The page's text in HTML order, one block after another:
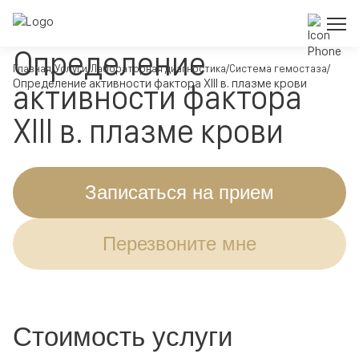
Главная Услуги Лабораторная диагностика Система гемостаза
Определение активности фактора XIII в. плазме крови
Определение
активности фактора
XIII в. плазме крови
Записаться на прием
Перезвоните мне
Стоимость услуги